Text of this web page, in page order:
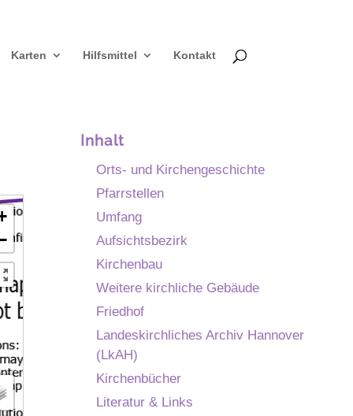
Karten Hilfsmittel Kontakt
Inhalt
Orts- und Kirchengeschichte
Pfarrstellen
Umfang
Aufsichtsbezirk
Kirchenbau
Weitere kirchliche Gebäude
Friedhof
Landeskirchliches Archiv Hannover
(LkAH)
Kirchenbücher
Literatur & Links